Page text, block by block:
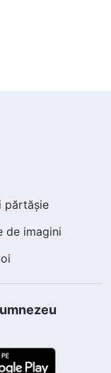
părtășie
de imagini